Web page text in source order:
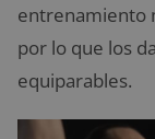
entrenamiento
por lo que los
equiparables.